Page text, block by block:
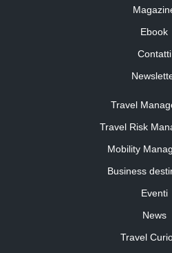
Ebook
Contatti
Travel
Travel Risk
Mobility
Business
Eventi
News
Travel